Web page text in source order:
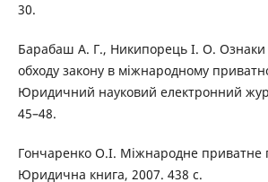
30.
Барабаш А. Г., Никипорець І. О. Ознаки
обходу закону в міжнародному
Юридичний науковий електронний
45–48.
Гончаренко О.І. Міжнародне приватне
Юридична книга, 2007. 438 с.